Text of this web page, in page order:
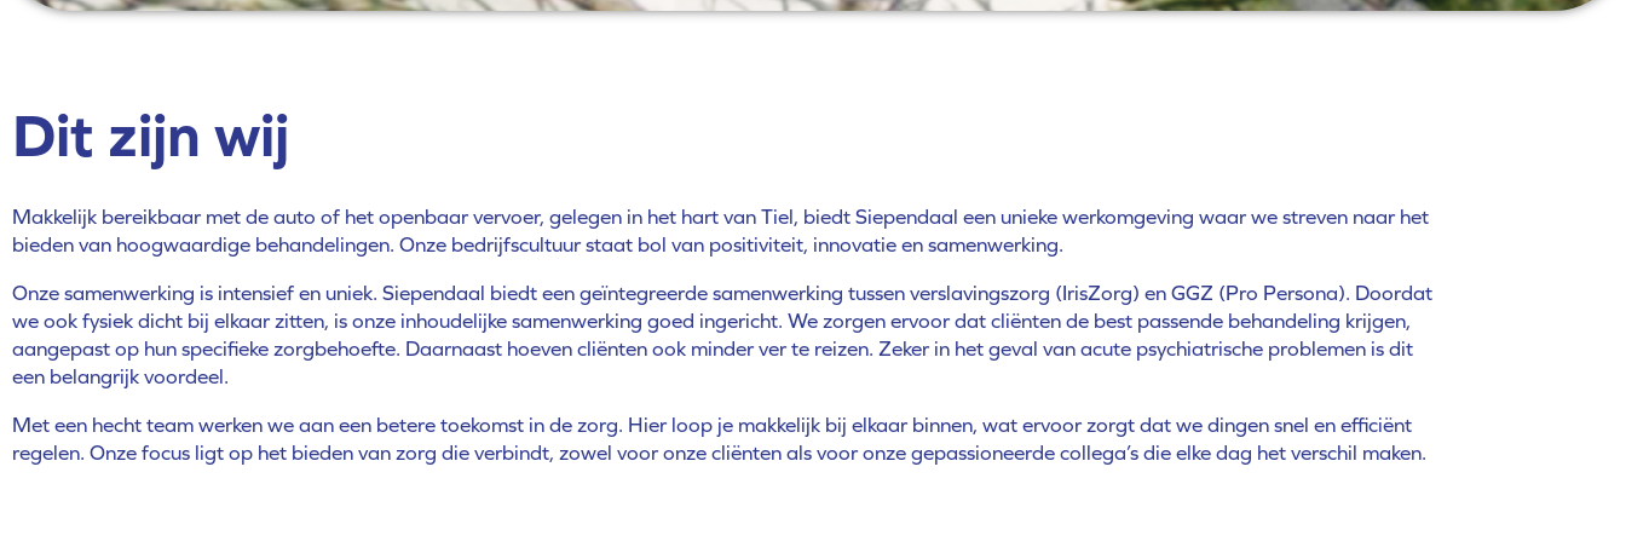
Dit zijn wij
Makkelijk bereikbaar met de auto of het openbaar vervoer, gelegen in het hart van Tiel, biedt Siependaal een unieke werkomgeving waar we streven naar het
bieden van hoogwaardige behandelingen. Onze bedrijfscultuur staat bol van positiviteit, innovatie en samenwerking.
Onze samenwerking is intensief en uniek. Siependaal biedt een geïntegreerde samenwerking tussen verslavingszorg (IrisZorg) en GGZ (Pro Persona). Doordat
we ook fysiek dicht bij elkaar zitten, is onze inhoudelijke samenwerking goed ingericht. We zorgen ervoor dat cliënten de best passende behandeling krijgen,
aangepast op hun specifieke zorgbehoefte. Daarnaast hoeven cliënten ook minder ver te reizen. Zeker in het geval van acute psychiatrische problemen is dit
een belangrijk voordeel.
Met een hecht team werken we aan een betere toekomst in de zorg. Hier loop je makkelijk bij elkaar binnen, wat ervoor zorgt dat we dingen snel en efficiënt
regelen. Onze focus ligt op het bieden van zorg die verbindt, zowel voor onze cliënten als voor onze gepassioneerde collega’s die elke dag het verschil maken.